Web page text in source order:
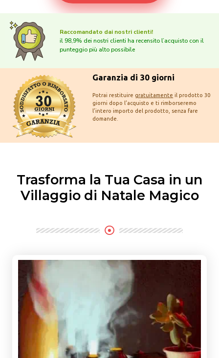
Raccomandato dai nostri clienti!
il 98,9% dei nostri clienti ha recensito l’acquisto con il
punteggio più alto possibile
Garanzia di 30 giorni
Potrai restituire gratuitamente il prodotto 30
giorni dopo l’acquisto e ti rimborseremo
l’intero importo del prodotto, senza fare
domande.
Trasforma la Tua Casa in un
Villaggio di Natale Magico